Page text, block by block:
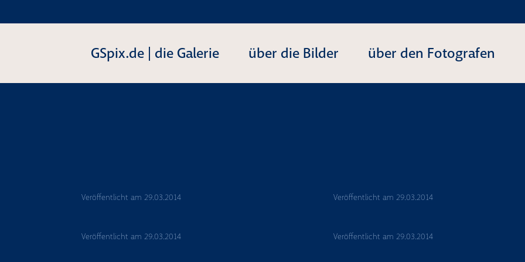
GSpix.de | die Galerie über die Bilder über den Fotografen
Veröffentlicht am 29.03.2014 Veröffentlicht am 29.03.2014
Veröffentlicht am 29.03.2014 Veröffentlicht am 29.03.2014